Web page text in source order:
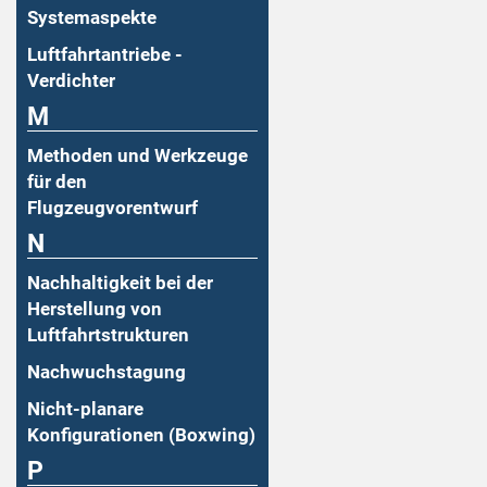
Systemaspekte
Luftfahrtantriebe -
Verdichter
M
Methoden und Werkzeuge
für den
Flugzeugvorentwurf
N
Nachhaltigkeit bei der
Herstellung von
Luftfahrtstrukturen
Nachwuchstagung
Nicht-planare
Konfigurationen (Boxwing)
P